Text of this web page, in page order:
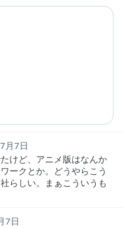
7月7日
けど、アニメ版はなんか
ークとか。どうやらこう
らしい。まぁこういうも
7日